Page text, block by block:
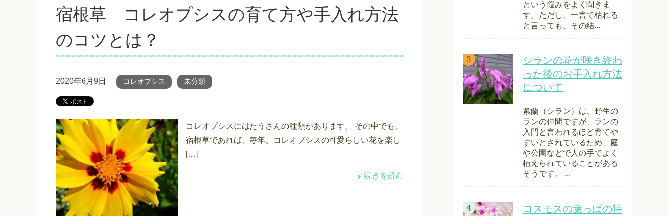
宿根草 コレオプシスの育て方や手入れ方法
のコツとは？
2020年6月9日 コレオプシス 未分類
コレオプシスにはたうさんの種類があります。 その中でも、
宿根草であれば、毎年、コレオプシスの可愛らしい花を楽し
[…]
続きを読む
という悩みをよく聞きま
す。ただし、一言で枯れる
と言っても、その結...
シランの花が咲き終わ
った後のお手入れ方法
について
紫蘭（シラン）は、野生の
ランの仲間ですが、ランの
入門と言われるほど育てや
すいとされているため、庭
や公園などで人の手でよく
植えられていることがある
そうです。 ...
コスモスの葉っぱの特